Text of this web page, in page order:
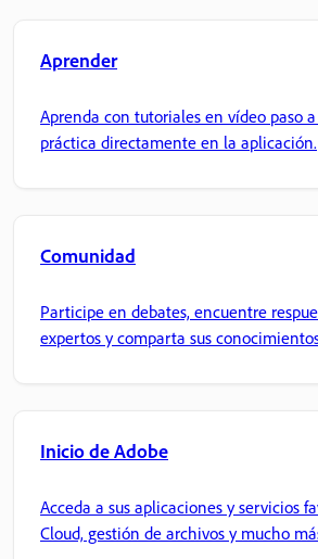
Aprender
Aprenda con tutoriales en vídeo paso
práctica directamente en la aplicación.
Comunidad
Participe en debates, encuentre
expertos y comparta sus
Inicio de Adobe
Acceda a sus aplicaciones y servicios
Cloud, gestión de archivos y mucho